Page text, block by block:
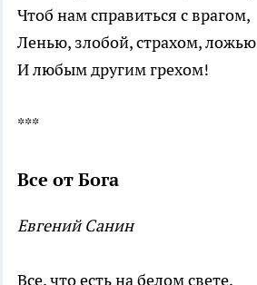
Чтоб нам справиться с врагом,
Ленью, злобой, страхом, ложью
И любым другим грехом!
***
Все от Бога
Евгений Санин
Все, что есть на белом свете,